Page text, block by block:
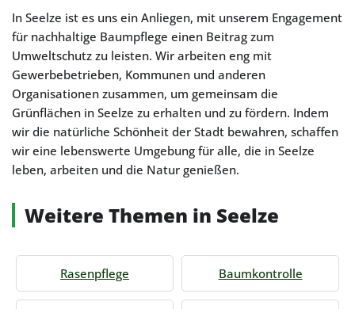
In Seelze ist es uns ein Anliegen, mit unserem Engagement
für nachhaltige Baumpflege einen Beitrag zum
Umweltschutz zu leisten. Wir arbeiten eng mit
Gewerbebetrieben, Kommunen und anderen
Organisationen zusammen, um gemeinsam die
Grünflächen in Seelze zu erhalten und zu fördern. Indem
wir die natürliche Schönheit der Stadt bewahren, schaffen
wir eine lebenswerte Umgebung für alle, die in Seelze
leben, arbeiten und die Natur genießen.
Weitere Themen in Seelze
Rasenpflege Baumkontrolle